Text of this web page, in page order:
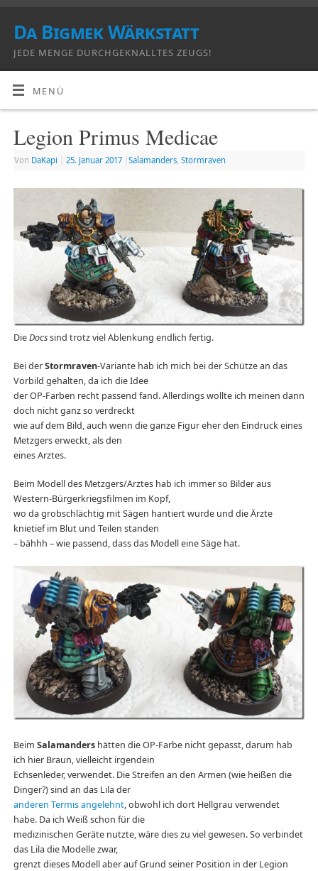
Da Bigmek Wärkstatt
JEDE MENGE DURCHGEKNALLTES ZEUGS!
MENÜ
Legion Primus Medicae
Von DaKapi 25. Januar 2017 Salamanders, Stormraven
DieDocssind trotz viel Ablenkung endlich fertig.
Bei derStormraven-Variante hab ich mich bei der Schütze an das
Vorbild gehalten, da ich die Idee
der OP-Farben recht passend fand. Allerdings wollte ich meinen dann
doch nicht ganz so verdreckt
wie auf dem Bild, auch wenn die ganze Figur eher den Eindruck eines
Metzgers erweckt, als den
eines Arztes.
Beim Modell des Metzgers/Arztes hab ich immer so Bilder aus
Western-Bürgerkriegsfilmen im Kopf,
wo da grobschlächtig mit Sägen hantiert wurde und die Ärzte
knietief im Blut und Teilen standen
– bähhh – wie passend, dass das Modell eine Säge hat.
Beim Salamandershätten die OP-Farbe nicht gepasst, darum hab
ich hier Braun, vielleicht irgendein
Echsenleder, verwendet. Die Streifen an den Armen (wie heißen die
Dinger?) sind an das Lila der
anderen Termis angelehnt, obwohl ich dort Hellgrau verwendet
habe. Da ich Weiß schon für die
medizinischen Geräte nutzte, wäre dies zu viel gewesen. So verbindet
das Lila die Modelle zwar,
grenzt dieses Modell aber auf Grund seiner Position in der Legion